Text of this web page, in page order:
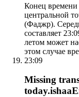
Конец
центральной
(Фаджр).
составляет
летом может
этом случае
23:09
Missing